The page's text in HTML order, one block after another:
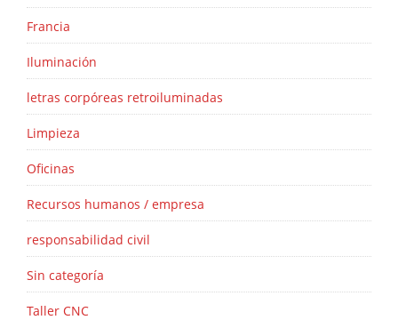
Francia
Iluminación
letras corpóreas retroiluminadas
Limpieza
Oficinas
Recursos humanos / empresa
responsabilidad civil
Sin categoría
Taller CNC